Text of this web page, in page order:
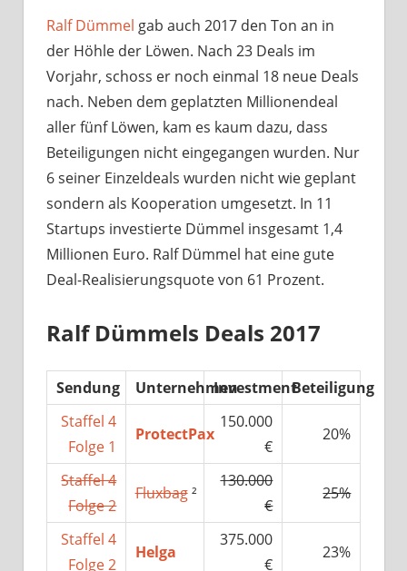
Ralf Dümmel gab auch 2017 den Ton an in
der Höhle der Löwen. Nach 23 Deals im
Vorjahr, schoss er noch einmal 18 neue Deals
nach. Neben dem geplatzten Millionendeal
aller fünf Löwen, kam es kaum dazu, dass
Beteiligungen nicht eingegangen wurden. Nur
6 seiner Einzeldeals wurden nicht wie geplant
sondern als Kooperation umgesetzt. In 11
Startups investierte Dümmel insgesamt 1,4
Millionen Euro. Ralf Dümmel hat eine gute
Deal-Realisierungsquote von 61 Prozent.
Ralf Dümmels Deals 2017
Sendung UnternehmenInvestmentBeteiligung
Staffel 4
Folge 1
ProtectPax
150.000
€
20%
Staffel 4
Folge 2
Fluxbag²
130.000
€
25%
Staffel 4
Folge 2
Helga
375.000
€
23%